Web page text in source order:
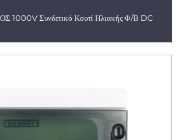
1000V Συνδετικό Κουτί Ηλιακής Φ/Β DC